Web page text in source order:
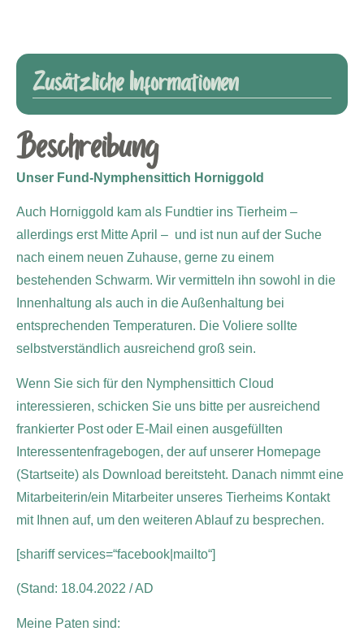
Zusätzliche Informationen
Beschreibung
Unser Fund-Nymphensittich Horniggold
Auch Horniggold kam als Fundtier ins Tierheim –
allerdings erst Mitte April – und ist nun auf der Suche
nach einem neuen Zuhause, gerne zu einem
bestehenden Schwarm. Wir vermitteln ihn sowohl in die
Innenhaltung als auch in die Außenhaltung bei
entsprechenden Temperaturen. Die Voliere sollte
selbstverständlich ausreichend groß sein.
Wenn Sie sich für den Nymphensittich Cloud
interessieren, schicken Sie uns bitte per ausreichend
frankierter Post oder E-Mail einen ausgefüllten
Interessentenfragebogen, der auf unserer Homepage
(Startseite) als Download bereitsteht. Danach nimmt eine
Mitarbeiterin/ein Mitarbeiter unseres Tierheims Kontakt
mit Ihnen auf, um den weiteren Ablauf zu besprechen.
[shariff services=“facebook|mailto“]
(Stand: 18.04.2022 / AD
Meine Paten sind: